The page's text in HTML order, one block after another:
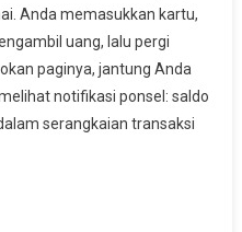
ATM
Manual
Anda memasukkan kartu,
uang, lalu pergi
paginya, jantung Anda
notifikasi ponsel: saldo
serangkaian transaksi